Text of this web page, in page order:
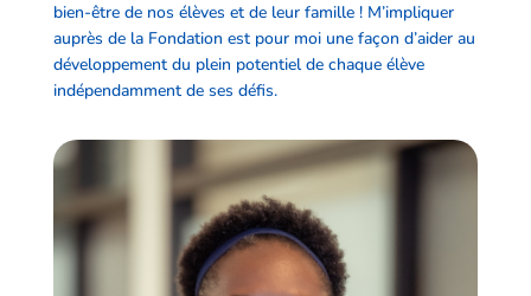
bien-être de nos élèves et de leur famille ! M’impliquer
auprès de la Fondation est pour moi une façon d’aider au
développement du plein potentiel de chaque élève
indépendamment de ses défis.